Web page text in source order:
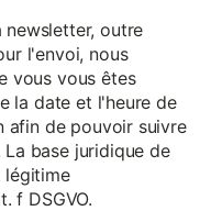
newsletter, outre
l'envoi, nous
vous vous êtes
la date et l'heure de
afin de pouvoir suivre
base juridique de
légitime
f DSGVO.